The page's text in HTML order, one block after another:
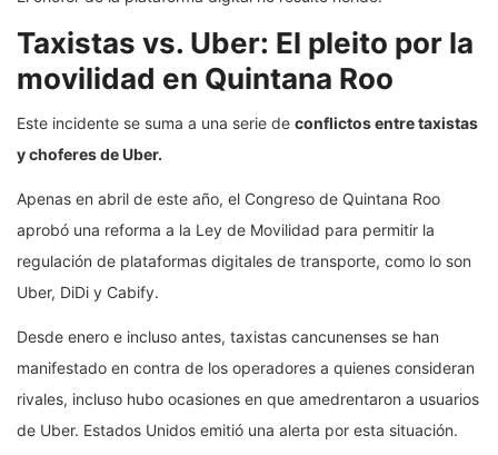
Taxistas vs. Uber: El pleito por la
movilidad en Quintana Roo
Este incidente se suma a una serie de conflictos entre taxistas
y choferes de Uber.
Apenas en abril de este año, el Congreso de Quintana Roo
aprobó una reforma a la Ley de Movilidad para permitir la
regulación de plataformas digitales de transporte, como lo son
Uber, DiDi y Cabify.
Desde enero e incluso antes, taxistas cancunenses se han
manifestado en contra de los operadores a quienes consideran
rivales, incluso hubo ocasiones en que amedrentaron a usuarios
de Uber. Estados Unidos emitió una alerta por esta situación.